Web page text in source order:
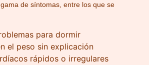
de síntomas, entre los que se
para dormir
el peso sin explicación
rápidos o irregulares